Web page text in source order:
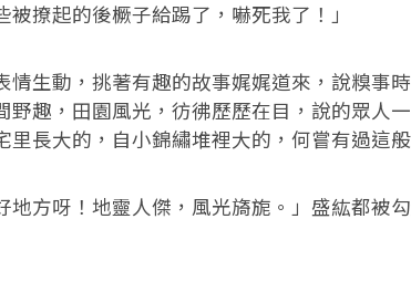
被撩起的後橛子給踢了，嚇死我了！」
生動，挑著有趣的故事娓娓道來，說糗事
野趣，田園風光，彷彿歷歷在目，說的眾人
里長大的，自小錦繡堆裡大的，何嘗有過這般
方呀！地靈人傑，風光旖旎。」盛紘都被勾